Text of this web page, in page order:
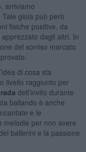
arriviamo
gioia può però
fisiche positive, da
dagli altri. In
del sorriso marcato
di cosa sta
livello raggiunto per
dell’invito durante
ballando è anche
e le
melodie per non avere
ballerini e la passione